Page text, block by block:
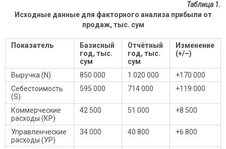
Таблица 1.
Исходные данные для факторного анализа прибыли от
продаж, тыс. сум
Показатель
Базисный
год, тыс.
сум
Отчётный
год, тыс.
сум
Изменение
(+/–)
Выручка (N) 850 000 1 020 000
+170 000
Себестоимость
(S)
595 000 714 000 +119 000
Коммерческие
расходы (КР)
42 500 51 000 +8 500
Управленческие
расходы (УР)
34 000 40 800 +6 800